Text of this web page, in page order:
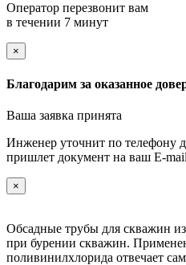
Оператор перезвонит вам
в течении 7 минут
×
Благодарим за оказанное
Ваша заявка принята
Инженер уточнит по телефону
пришлет документ на ваш E-mail
×
Обсадные трубы для скважин
при бурении скважин.
поливинилхлорида отвечает